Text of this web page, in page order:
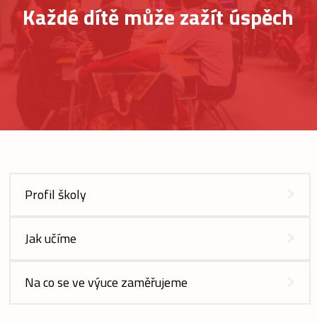
Každé dítě může zažít úspěch
Profil školy
Jak učíme
Na co se ve výuce zaměřujeme